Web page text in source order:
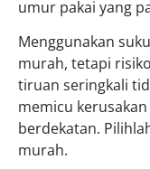
umur pakai yang
Menggunakan
murah, tetapi
tiruan seringkali
memicu
berdekatan.
murah.